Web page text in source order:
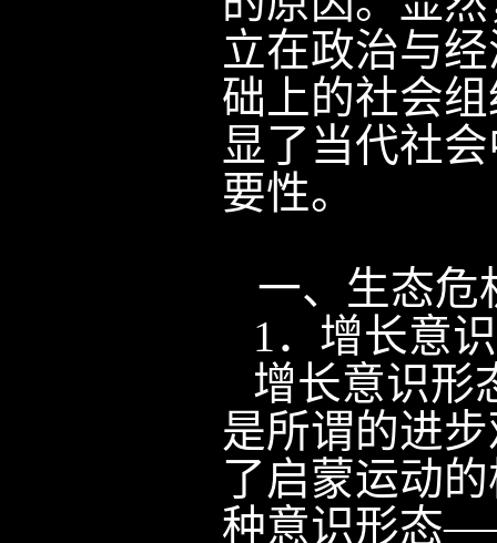
立在政治与
础上的社会
显了当代社
要性。
一、生态危
1．增长意
增长意识形
是所谓的进
了启蒙运动
种意识形态